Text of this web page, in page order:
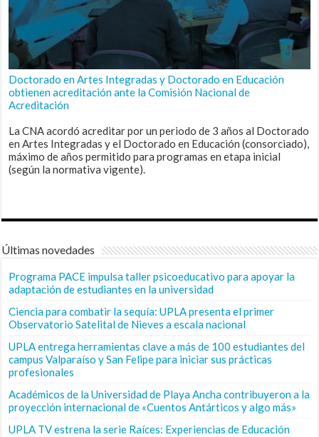
Doctorado en Artes Integradas y Doctorado en Educación
obtienen acreditación ante la Comisión Nacional de
Acreditación
La CNA acordó acreditar por un periodo de 3 años al Doctorado
en Artes Integradas y el Doctorado en Educación (consorciado),
máximo de años permitido para programas en etapa inicial
(según la normativa vigente).
Últimas novedades
Programa PACE impulsa taller psicoeducativo para apoyar la
adaptación de estudiantes en la universidad
Ciencia para combatir la sequía: UPLA presenta el primer
Observatorio Satelital de Nieves a escala nacional
UPLA entrega herramientas clave a más de 100 estudiantes del
campus Valparaíso y San Felipe para iniciar sus prácticas
profesionales
Académicos de la Universidad de Playa Ancha contribuyeron a la
proyección internacional de «Cuentos Antárticos y algo más»
UPLA TV estrena la serie Raíces: Experiencias de Educación